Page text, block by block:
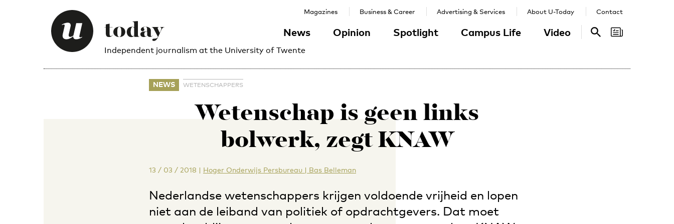
Independent journalism at the University of Twente
News Opinion Spotlight Campus Life Video
Magazines Business & Career Advertising & Services About U-Today Contact
Search
NEWS WETENSCHAPPERS
Wetenschap is geen links
bolwerk, zegt KNAW
13 / 03 / 2018 | Hoger Onderwijs Persbureau | Bas Belleman
Nederlandse wetenschappers krijgen voldoende vrijheid en lopen
niet aan de leiband van politiek of opdrachtgevers. Dat moet